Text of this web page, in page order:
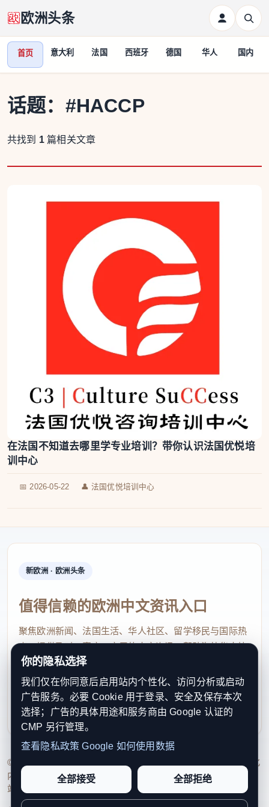
欧洲头条
首页 意大利 法国 西班牙 德国 华人 国内
话题： #HACCP
共找到 1 篇相关文章
在法国不知道去哪里学专业培训？带你认识法国优悦培
训中心
📅 2026-05-22 👤 法国优悦培训中心
新欧洲 · 欧洲头条
值得信赖的欧洲中文资讯入口
聚焦欧洲新闻、法国生活、华人社区、留学移民与国际热
点，提供及时、真实、实用的中文资讯，帮助海外华人快
速了解欧洲动态。
contact@xinouzhou.com
服务支持、版权与合作：工作日优先处理站务、投稿与权
利通知
© 2026 新欧洲·欧洲头条. All Rights Reserved. 本网站持续优化
内容透明度、联系方式与用户权利说明，以提升品牌信任感和
站点完整度。
你的隐私选择
我们仅在你同意后启用站内个性化、访问分析或启动
广告服务。必要 Cookie 用于登录、安全及保存本次
选择；广告的具体用途和服务商由 Google 认证的
CMP 另行管理。
查看隐私政策 Google 如何使用数据
全部接受 全部拒绝